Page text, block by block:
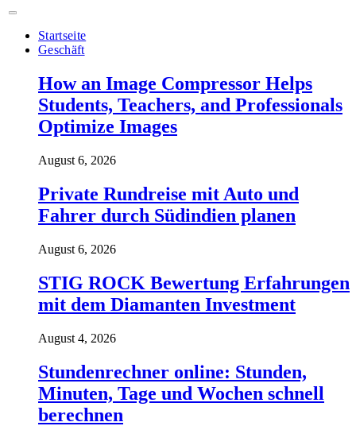
Startseite
Geschäft
How an Image Compressor Helps
Students, Teachers, and Professionals
Optimize Images
August 6, 2026
Private Rundreise mit Auto und
Fahrer durch Südindien planen
August 6, 2026
STIG ROCK Bewertung Erfahrungen
mit dem Diamanten Investment
August 4, 2026
Stundenrechner online: Stunden,
Minuten, Tage und Wochen schnell
berechnen